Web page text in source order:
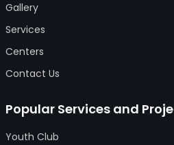
Gallery
Services
Centers
Contact Us
Popular Services and
Youth Club